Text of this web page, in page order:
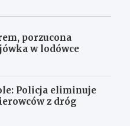
porzucona
w lodówce
Policja eliminuje
z dróg